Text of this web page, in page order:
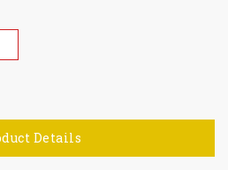
Details